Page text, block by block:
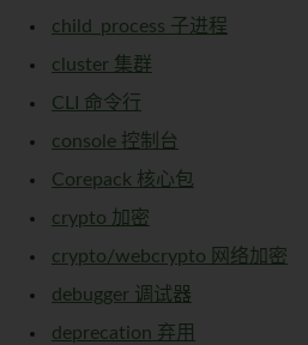
child_process 子进程
cluster 集群
CLI 命令行
console 控制台
Corepack 核心包
crypto 加密
crypto/webcrypto 网络加密
debugger 调试器
deprecation 弃用